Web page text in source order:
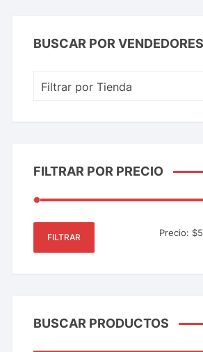
BUSCAR POR VENDEDORES
Filtrar por Tienda
FILTRAR POR PRECIO
FILTRAR Precio:
BUSCAR PRODUCTOS